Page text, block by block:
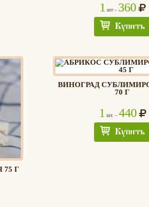
1 шт – 360
Купить
Г
ВИНОГРАД
70 Г
1 шт. – 440
Купить